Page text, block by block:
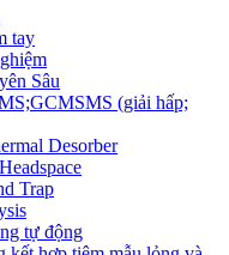
tay
Sâu
(giải hấp;
Desorber
Trap
tự động